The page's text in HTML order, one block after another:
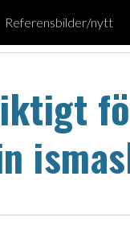
Referensbilder/nytt